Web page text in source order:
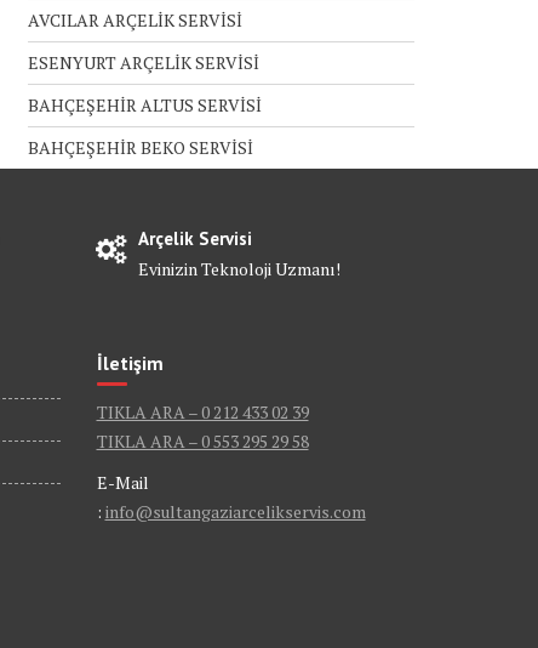
AVCILAR ARÇELİK SERVİSİ
ESENYURT ARÇELİK SERVİSİ
BAHÇEŞEHİR ALTUS SERVİSİ
BAHÇEŞEHİR BEKO SERVİSİ
Arçelik Servisi
Evinizin Teknoloji Uzmanı!
İletişim
TIKLA ARA – 0 212 433 02 39
TIKLA ARA – 0 553 295 29 58
E-Mail
: info@sultangaziarcelikservis.com